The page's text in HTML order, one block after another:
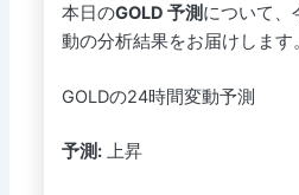
本日のGOLD 予測について、
動の分析結果をお届けします。
GOLDの24時間変動予測
予測:上昇